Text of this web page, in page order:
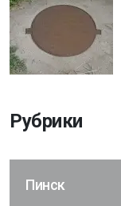
Рубрики
Пинск